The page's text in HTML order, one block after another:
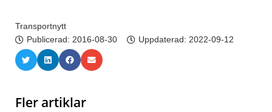
Transportnytt
Publicerad: 2016-08-30 Uppdaterad: 2022-09-12
Fler artiklar